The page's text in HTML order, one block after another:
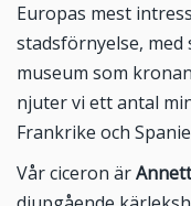
Europas mest
stadsförnyelse,
museum som
njuter vi ett antal
Frankrike och
Vår ciceron är